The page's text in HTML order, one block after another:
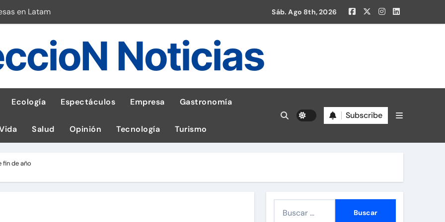
en Latam
de hígado
de GEI en sus operaciones
de celular según OSIPTEL
¡Descarga la app de Meridianbet y gana una jugada gratis en la Liga 1!
Sáb. Ago 8th, 2026
Noticias
Ecología Espectáculos Empresa Gastronomía
Salud Opinión Tecnología Turismo
Subscribe
fin de año